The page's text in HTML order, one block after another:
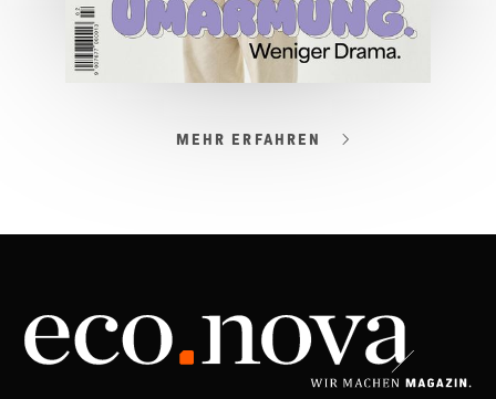
03/2026
JETZT BESTELLEN
MEHR ERFAHREN